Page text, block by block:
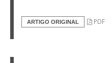
ARTIGO ORIGINAL PDF